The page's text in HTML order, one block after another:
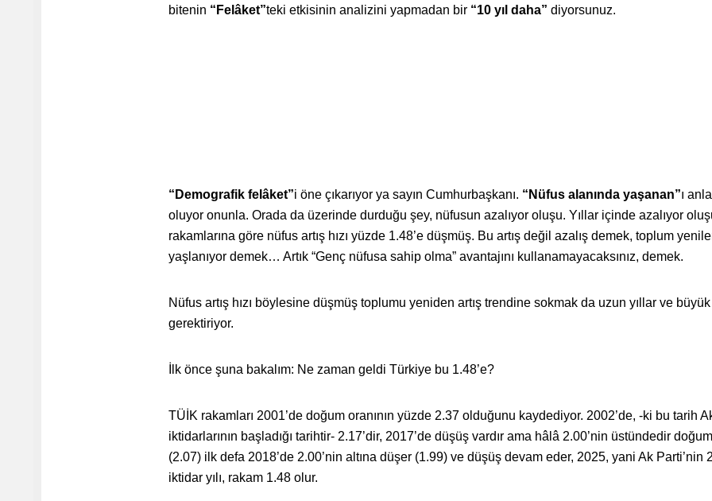
bitenin “Felâket”teki etkisinin analizini yapmadan bir “10 yıl daha” diyorsunuz.
“Demografik felâket”i öne çıkarıyor ya sayın Cumhurbaşkanı. “Nüfus alanında yaşanan”ı
oluyor onunla. Orada da üzerinde durduğu şey, nüfusun azalıyor oluşu. Yıllar içinde azalıyor
rakamlarına göre nüfus artış hızı yüzde 1.48’e düşmüş. Bu artış değil azalış demek, toplum
yaşlanıyor demek… Artık “Genç nüfusa sahip olma” avantajını kullanamayacaksınız, demek.
Nüfus artış hızı böylesine düşmüş toplumu yeniden artış trendine sokmak da uzun yıllar ve
gerektiriyor.
İlk önce şuna bakalım: Ne zaman geldi Türkiye bu 1.48’e?
TÜİK rakamları 2001’de doğum oranının yüzde 2.37 olduğunu kaydediyor. 2002’de, -ki bu tarih
iktidarlarının başladığı tarihtir- 2.17’dir, 2017’de düşüş vardır ama hâlâ 2.00’nin üstündedir doğum
(2.07) ilk defa 2018’de 2.00’nin altına düşer (1.99) ve düşüş devam eder, 2025, yani Ak Parti’nin
iktidar yılı, rakam 1.48 olur.